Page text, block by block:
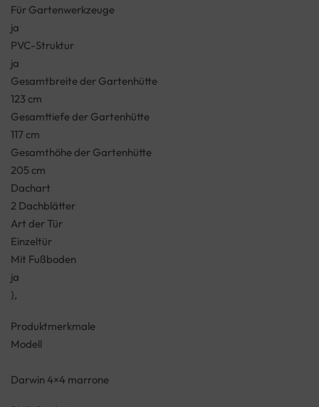
Für Gartenwerkzeuge
ja
PVC-Struktur
ja
Gesamtbreite der Gartenhütte
123 cm
Gesamttiefe der Gartenhütte
117 cm
Gesamthöhe der Gartenhütte
205 cm
Dachart
2 Dachblätter
Art der Tür
Einzeltür
Mit Fußboden
ja
},
Produktmerkmale
Modell
Darwin 4×4 marrone